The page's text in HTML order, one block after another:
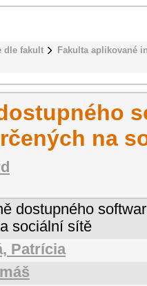
dle fakult
Fakulta aplikované
na
dostupného
sociální sítě
Patrícia